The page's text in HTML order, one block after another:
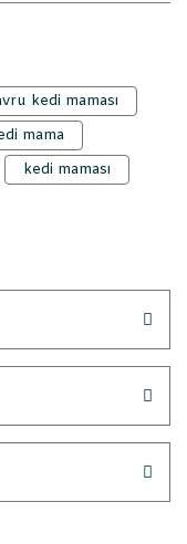
kedi maması
mama
kedi maması